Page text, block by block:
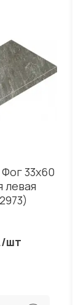
33x60
левая
шт